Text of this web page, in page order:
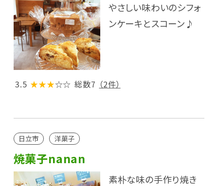
やさしい味わいのシフォ
ンケーキとスコーン♪
3.5 ★★★☆☆ 総数7 （2件）
日立市 洋菓子
焼菓子nanan
素朴な味の手作り焼き